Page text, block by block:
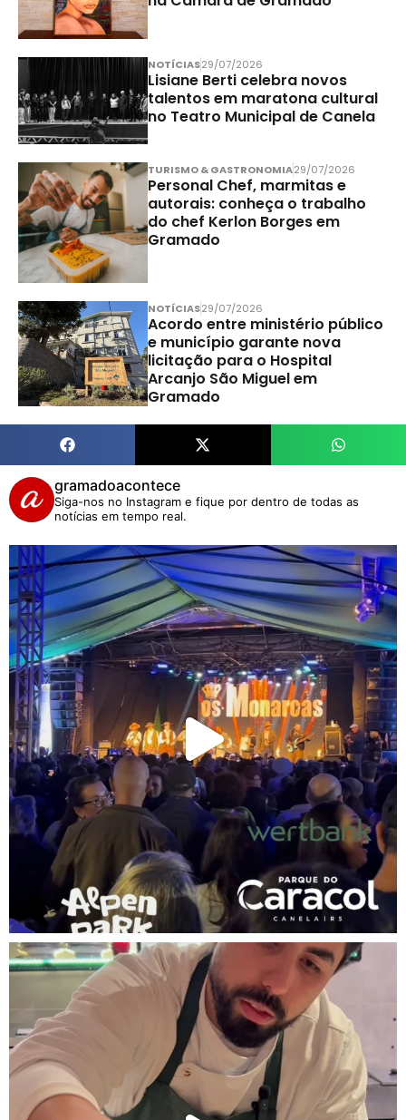
NOTÍCIAS29/07/2026
Lisiane Berti celebra novos
talentos em maratona cultural
no Teatro Municipal de Canela
TURISMO & GASTRONOMIA29/07/2026
Personal Chef, marmitas e
autorais: conheça o trabalho
do chef Kerlon Borges em
Gramado
NOTÍCIAS29/07/2026
Acordo entre ministério público
e município garante nova
licitação para o Hospital
Arcanjo São Miguel em
Gramado
gramadoacontece
Siga-nos no Instagram e fique por dentro de todas as
notícias em tempo real.